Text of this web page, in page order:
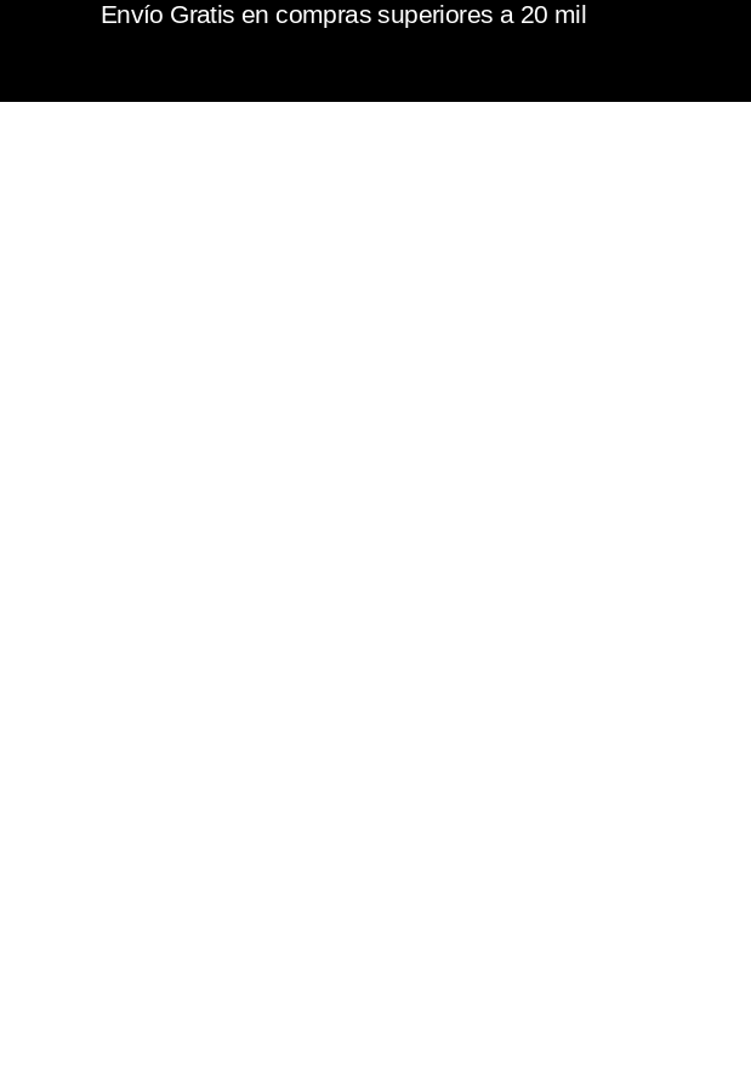
Envío Gratis en compras superiores a 20 mil